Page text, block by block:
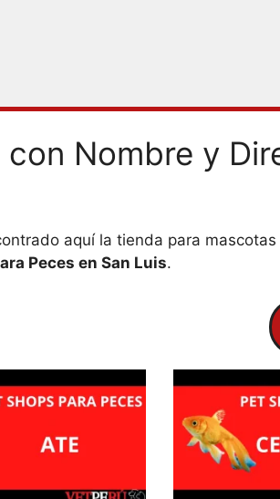
con Nombre y
aquí la tienda para
Peces en San Luis.